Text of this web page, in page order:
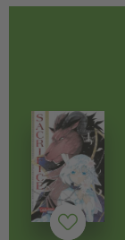
Merken (